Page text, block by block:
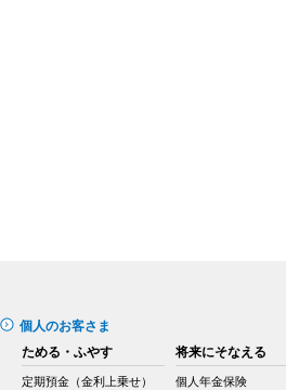
個人のお客さま
ためる・ふやす
定期預金（金利上乗せ）
将来にそなえる
個人年金保険